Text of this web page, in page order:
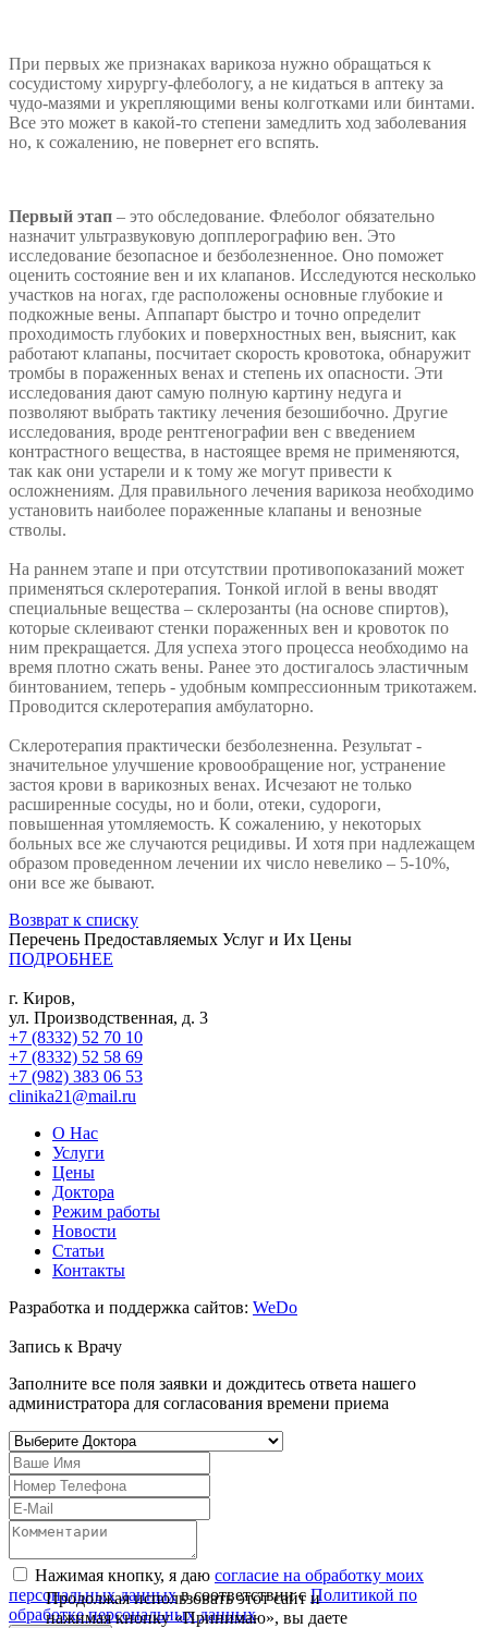
При первых же признаках варикоза нужно обращаться к
сосудистому хирургу-флебологу, а не кидаться в аптеку за
чудо-мазями и укрепляющими вены колготками или бинтами.
Все это может в какой-то степени замедлить ход заболевания
но, к сожалению, не повернет его вспять.
Первый этап – это обследование. Флеболог обязательно
назначит ультразвуковую допплерографию вен. Это
исследование безопасное и безболезненное. Оно поможет
оценить состояние вен и их клапанов. Исследуются несколько
участков на ногах, где расположены основные глубокие и
подкожные вены. Аппапарт быстро и точно определит
проходимость глубоких и поверхностных вен, выяснит, как
работают клапаны, посчитает скорость кровотока, обнаружит
тромбы в пораженных венах и степень их опасности. Эти
исследования дают самую полную картину недуга и
позволяют выбрать тактику лечения безошибочно. Другие
исследования, вроде рентгенографии вен с введением
контрастного вещества, в настоящее время не применяются,
так как они устарели и к тому же могут привести к
осложнениям. Для правильного лечения варикоза необходимо
установить наиболее пораженные клапаны и венозные
стволы.
На раннем этапе и при отсутствии противопоказаний может
применяться склеротерапия. Тонкой иглой в вены вводят
специальные вещества – склерозанты (на основе спиртов),
которые склеивают стенки пораженных вен и кровоток по
ним прекращается. Для успеха этого процесса необходимо на
время плотно сжать вены. Ранее это достигалось эластичным
бинтованием, теперь - удобным компрессионным трикотажем.
Проводится склеротерапия амбулаторно.
Склеротерапия практически безболезненна. Результат -
значительное улучшение кровообращение ног, устранение
застоя крови в варикозных венах. Исчезают не только
расширенные сосуды, но и боли, отеки, судороги,
повышенная утомляемость. К сожалению, у некоторых
больных все же случаются рецидивы. И хотя при надлежащем
образом проведенном лечении их число невелико – 5-10%,
они все же бывают.
Возврат к списку
Перечень Предоставляемых Услуг и Их Цены
ПОДРОБНЕЕ
г. Киров,
ул. Производственная, д. 3
+7 (8332) 52 70 10
+7 (8332) 52 58 69
+7 (982) 383 06 53
clinika21@mail.ru
О Нас
Услуги
Цены
Доктора
Режим работы
Новости
Статьи
Контакты
Разработка и поддержка сайтов: WeDo
Запись к Врачу
Заполните все поля заявки и дождитесь ответа нашего
администратора для согласования времени приема
Нажимая кнопку, я даю согласие на обработку моих
персональных данныхв соответствии с Политикой по
обработке персональных данных
Продолжая использовать этот сайт и
нажимая кнопку «Принимаю», вы даете